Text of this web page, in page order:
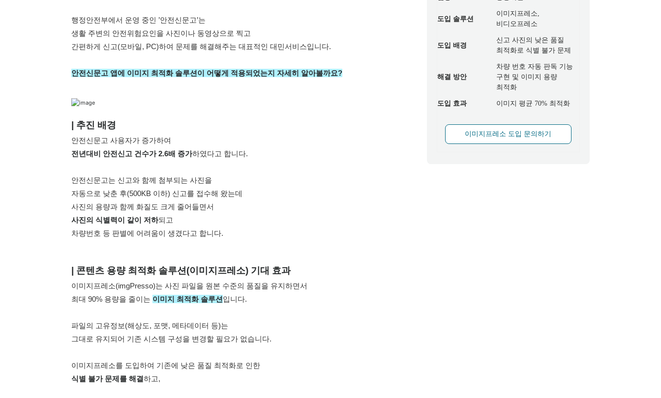
행정안전부에서 운영 중인 ’안전신문고’는
생활 주변의 안전위험요인을 사진이나 동영상으로 찍고
간편하게 신고(모바일, PC)하여 문제를 해결해주는 대표적인 대민서비스입니다.
안전신문고 앱에 이미지 최적화 솔루션이 어떻게 적용되었는지 자세히 알아볼까요?
| 추진 배경
안전신문고 사용자가 증가하여
전년대비 안전신고 건수가 2.6배 증가하였다고 합니다.
안전신문고는 신고와 함께 첨부되는 사진을
자동으로 낮춘 후(500KB 이하) 신고를 접수해 왔는데
사진의 용량과 함께 화질도 크게 줄어들면서
사진의 식별력이 같이 저하되고
차량번호 등 판별에 어려움이 생겼다고 합니다.
| 콘텐츠 용량 최적화 솔루션(이미지프레소) 기대 효과
이미지프레소(imgPresso)는 사진 파일을 원본 수준의 품질을 유지하면서
최대 90% 용량을 줄이는 이미지 최적화 솔루션입니다.
파일의 고유정보(해상도, 포맷, 메타데이터 등)는
그대로 유지되어 기존 시스템 구성을 변경할 필요가 없습니다.
이미지프레소를 도입하여 기존에 낮은 품질 최적화로 인한
식별 불가 문제를 해결하고,
도입 솔루션
이미지프레소,
비디오프레소
도입 배경
신고 사진의 낮은 품질
최적화로 식별 불가 문제
해결 방안
차량 번호 자동 판독 기능
구현 및 이미지 용량
최적화
도입 효과 이미지 평균 70% 최적화
이미지프레소 도입 문의하기